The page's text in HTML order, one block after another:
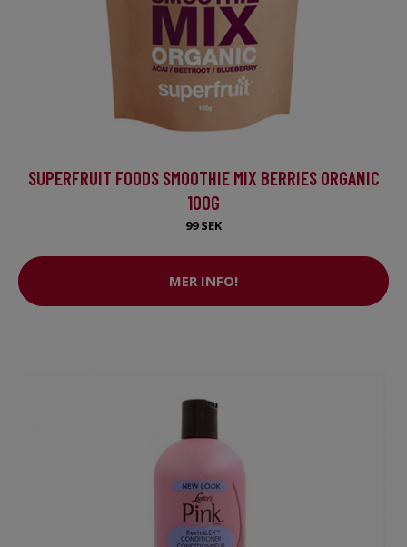
SUPERFRUIT FOODS SMOOTHIE MIX BERRIES ORGANIC
100G
99 SEK
MER INFO!